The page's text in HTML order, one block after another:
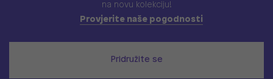
na novu kolekciju!
Provjerite naše pogodnosti
Pridružite se